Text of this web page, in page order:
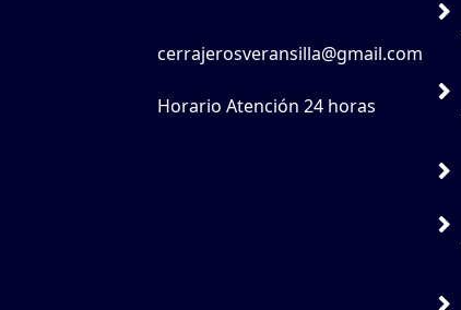
cerrajerosveransilla@gmail.com
Horario Atención 24 horas